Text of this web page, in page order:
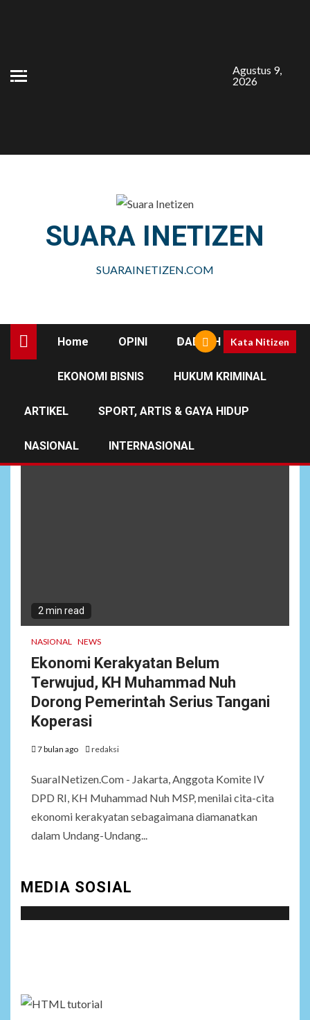
Agustus 9,
2026
SUARA INETIZEN
SUARAINETIZEN.COM
Home OPINI DAERAH
EKONOMI BISNIS HUKUM KRIMINAL
ARTIKEL SPORT, ARTIS & GAYA HIDUP
NASIONAL INTERNASIONAL
Kata Nitizen
2 min read
NASIONAL NEWS
Ekonomi Kerakyatan Belum
Terwujud, KH Muhammad Nuh
Dorong Pemerintah Serius Tangani
Koperasi
7 bulan ago redaksi
SuaraINetizen.Com - Jakarta, Anggota Komite IV
DPD RI, KH Muhammad Nuh MSP, menilai cita-cita
ekonomi kerakyatan sebagaimana diamanatkan
dalam Undang-Undang...
MEDIA SOSIAL